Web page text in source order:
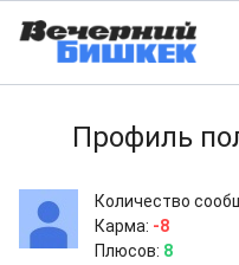
Профиль
Количество
Карма: -8
Плюсов: 8